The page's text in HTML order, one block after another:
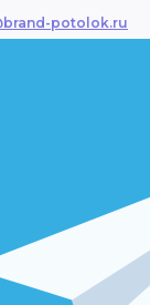
potolok.ru